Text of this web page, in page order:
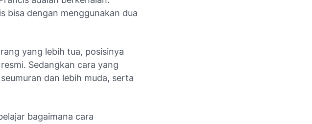
bisa dengan menggunakan dua
yang lebih tua, posisinya
Sedangkan cara yang
dan lebih muda, serta
bagaimana cara